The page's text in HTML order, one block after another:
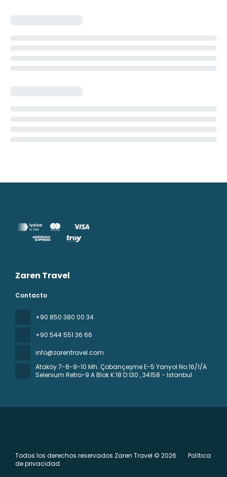
Zaren Travel
Contacto
+90 850 380 00 34
+90 544 551 36 66
info@zarentravel.com
Ataköy 7-8-9-10 Mh. Çobançeşme E-5 Yanyol No:16/1/A
Selenium Retro-9 A Blok K:18 D:130 , 34158 - Istanbul
Todos los derechos reservados Zaren Travel © 2026
Política
de privacidad